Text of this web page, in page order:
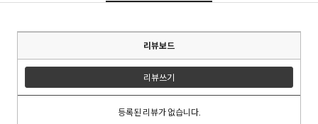
리뷰보드
리뷰쓰기
등록된 리뷰가 없습니다.